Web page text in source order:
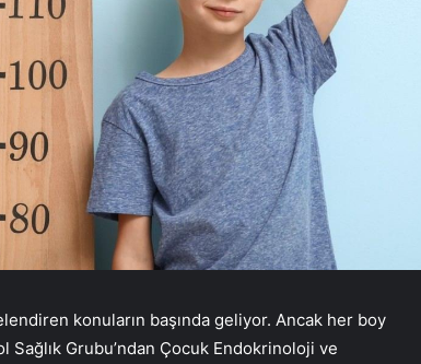
konuların başında geliyor. Ancak her boy
Sağlık Grubu’ndan Çocuk Endokrinoloji ve